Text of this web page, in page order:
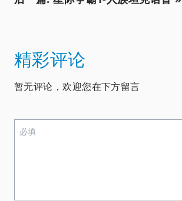
精彩评论
暂无评论，欢迎您在下方留言